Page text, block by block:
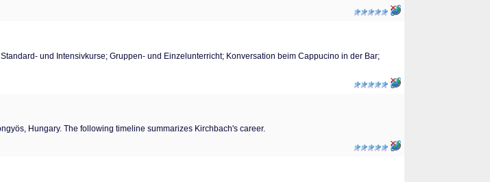
und Intensivkurse; Gruppen- und Einzelunterricht; Konversation beim Cappucino in der Bar;
Hungary. The following timeline summarizes Kirchbach's career.